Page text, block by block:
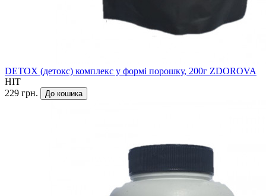
DETOX (детокс) комплекс у формі порошку, 200г ZDOROVA
HIT
229 грн.
До кошика